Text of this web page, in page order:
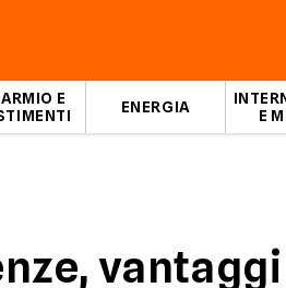
E
ENERGIA
E
vantaggi